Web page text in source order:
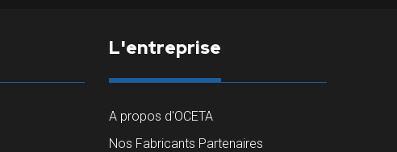
L'entreprise
A propos d'OCETA
Nos Fabricants Partenaires